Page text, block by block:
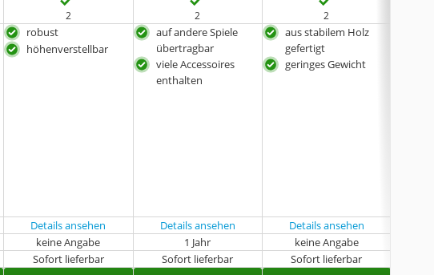
2 2 2
robust
höhenverstellbar
auf andere Spiele
übertragbar
viele Accessoires
enthalten
aus stabilem Holz
gefertigt
geringes Gewicht
Details ansehen Details ansehen
Details ansehen
keine Angabe 1 Jahr keine Angabe
Sofort lieferbar Sofort lieferbar Sofort lieferbar